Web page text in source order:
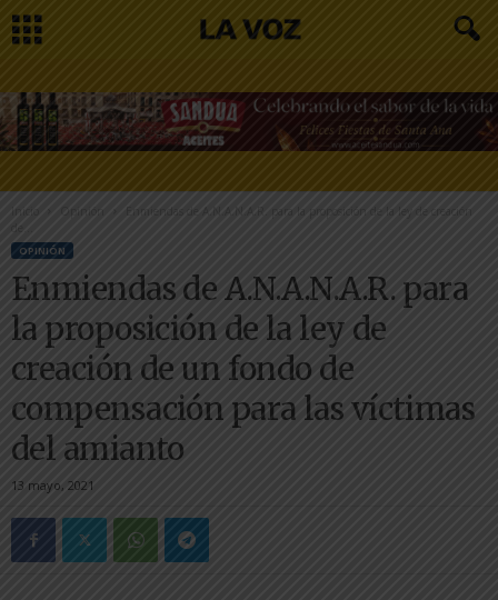
Inicio Opinión
Enmiendas de A.N.A.N.A.R. para la proposición de la ley de creación
OPINIÓN
Enmiendas de A.N.A.N.A.R. para
la proposición de la ley de
creación de un fondo de
compensación para las víctimas
del amianto
13 mayo, 2021